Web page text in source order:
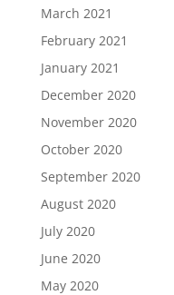
March 2021
February 2021
January 2021
December 2020
November 2020
October 2020
September 2020
August 2020
July 2020
June 2020
May 2020